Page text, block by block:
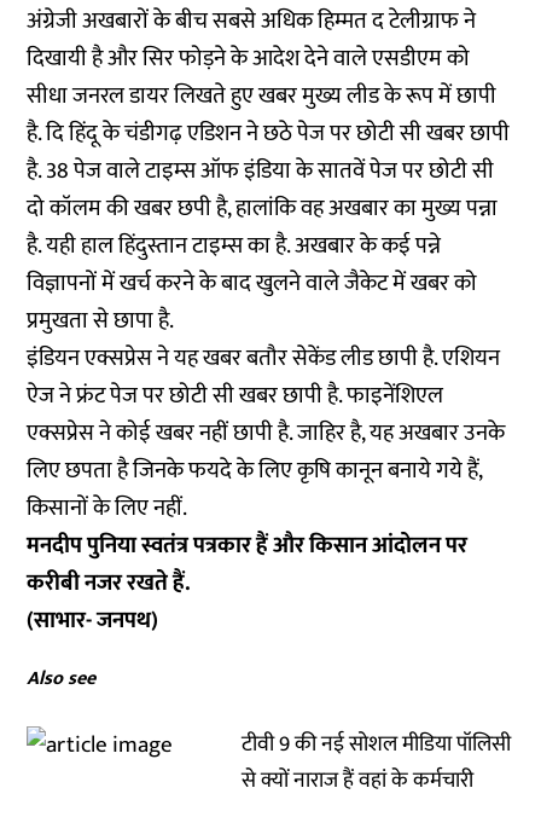
अंग्रेजी अखबारों के बीच सबसे अधिक हिम्मत द टेलीग्राफ ने
दिखायी है और सिर फोड़ने के आदेश देने वाले एसडीएम को
सीधा जनरल डायर लिखते हुए खबर मुख्य लीड के रूप में छापी
है. दि हिंदू के चंडीगढ़ एडिशन ने छठे पेज पर छोटी सी खबर छापी
है. 38 पेज वाले टाइम्स ऑफ इंडिया के सातवें पेज पर छोटी सी
दो कॉलम की खबर छपी है, हालांकि वह अखबार का मुख्य पन्ना
है. यही हाल हिंदुस्तान टाइम्स का है. अखबार के कई पन्ने
विज्ञापनों में खर्च करने के बाद खुलने वाले जैकेट में खबर को
प्रमुखता से छापा है.
इंडियन एक्सप्रेस ने यह खबर बतौर सेकेंड लीड छापी है. एशियन
ऐज ने फ्रंट पेज पर छोटी सी खबर छापी है. फाइनेंशिएल
एक्सप्रेस ने कोई खबर नहीं छापी है. जाहिर है, यह अखबार उनके
लिए छपता है जिनके फयदे के लिए कृषि कानून बनाये गये हैं,
किसानों के लिए नहीं.
मनदीप पुनिया स्वतंत्र पत्रकार हैं और किसान आंदोलन पर
करीबी नजर रखते हैं.
(साभार- जनपथ)
Also see
टीवी 9 की नई सोशल मीडिया पॉलिसी
से क्यों नाराज हैं वहां के कर्मचारी